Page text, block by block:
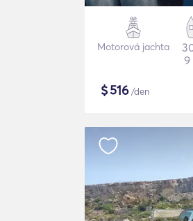
Motorová jachta
9
$516/den